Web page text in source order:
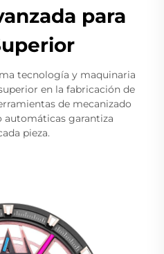
para
tecnología y maquinaria
en la fabricación de
de mecanizado
automáticas garantiza
pieza.